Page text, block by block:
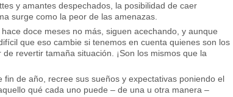
y amantes despechados, la posibilidad de caer
surge como la peor de las amenazas.
doce meses no más, siguen acechando, y aunque
que eso cambie si tenemos en cuenta quienes son los
revertir tamaña situación. ¡Son los mismos que la
de año, recree sus sueños y expectativas poniendo el
qué cada uno puede – de una u otra manera –